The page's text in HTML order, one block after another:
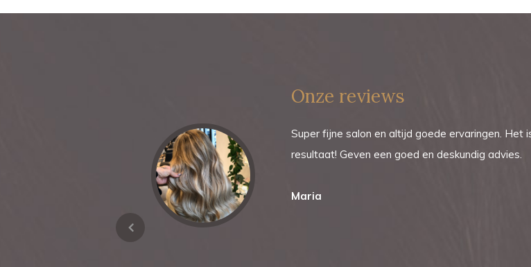
Onze reviews
Super fijne salon en altijd goede ervaringen. Het
resultaat! Geven een goed en deskundig advies.
Maria